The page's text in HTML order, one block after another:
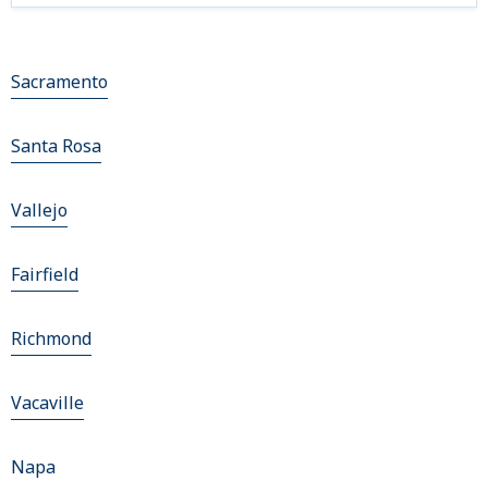
Sacramento
Santa Rosa
Vallejo
Fairfield
Richmond
Vacaville
Napa